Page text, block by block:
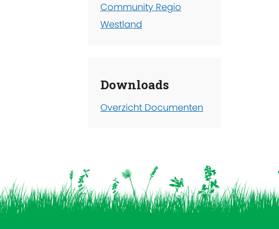
Community Regio
Westland
Downloads
Overzicht Documenten